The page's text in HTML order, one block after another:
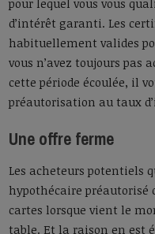
pour lequel vous vous
d’intérêt garanti. Les
habituellement valides
vous n’avez toujours pas
cette période écoulée, il
préautorisation au taux
Une offre ferme
Les acheteurs potentiels
hypothécaire préautorisé
cartes lorsque vient le
table. Et la raison en est